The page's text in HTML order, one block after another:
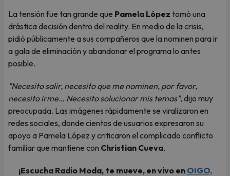
La tensión fue tan grande que Pamela López tomó una
drástica decisión dentro del reality. En medio de la crisis,
pidió públicamente a sus compañeros que la nominen para ir
a gala de eliminación y abandonar el programa lo antes
posible.
"Necesito salir, necesito que me nominen, por favor,
necesito irme… Necesito solucionar mis temas", dijo muy
preocupada. Las imágenes rápidamente se viralizaron en
redes sociales, donde cientos de usuarios expresaron su
apoyo a Pamela López y criticaron el complicado conflicto
familiar que mantiene con Christian Cueva.
¡Escucha Radio Moda, te mueve, en vivo en OIGO,